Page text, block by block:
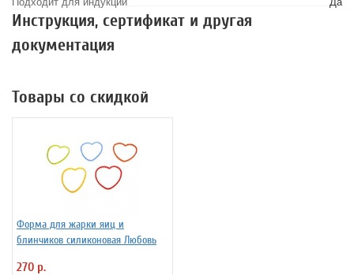
Инструкция, сертификат и другая
документация
Товары со скидкой
Форма для жарки яиц и
блинчиков силиконовая Любовь
270 р.